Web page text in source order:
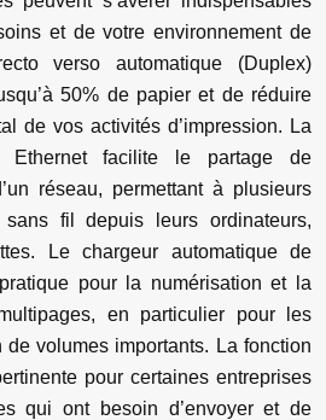
et de votre environnement de
verso automatique (Duplex)
50% de papier et de réduire
de vos activités d’impression. La
Ethernet facilite le partage de
réseau, permettant à plusieurs
sans fil depuis leurs ordinateurs,
Le chargeur automatique de
pour la numérisation et la
en particulier pour les
volumes importants. La fonction
pour certaines entreprises
qui ont besoin d’envoyer et de